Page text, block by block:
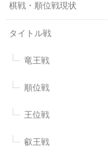
棋戦・順位戦現状
タイトル戦
竜王戦
順位戦
王位戦
叡王戦